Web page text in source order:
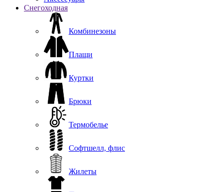
Снегоходная
Комбинезоны
Плащи
Куртки
Брюки
Термобелье
Софтшелл, флис
Жилеты